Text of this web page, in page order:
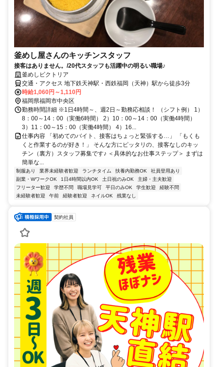
釜めし屋さんのキッチンスタッフ
接客はありません。/20代スタッフも活躍中の明るい職場♪
釜めしビクトリア
交通・アクセス 地下鉄天神駅・西鉄福岡（天神）駅から徒歩3分
時給1,060円～1,110円
福岡県福岡市中央区
勤務時間詳細 ※1日4時間～、週2日～勤務応相談！ （シフト例） 1）
8：00～14：00（実働6時間） 2）10：00～14：00（実働4時間）
3）11：00～15：00（実働4時間） 4）16...
仕事内容 「初めてのバイト、接客はちょっと緊張する…」 「もくも
くと作業するのが好き！」 そんな方にピッタリの、接客なしのキッ
チン（裏方）スタッフ募集です♪ ＜具体的なお仕事ステップ＞ まずは
簡単な...
制服あり 業界未経験者歓迎 ランチタイム 扶養内勤務OK
社員登用あり
副業・WワークOK
1日4時間以内OK 土日祝のみOK
主婦・主夫歓迎
フリーター歓迎
学歴不問 職場見学可 平日のみOK 学生歓迎
経験不問
未経験者歓迎
午前 経験者歓迎 ネイルOK 残業なし
契約社員